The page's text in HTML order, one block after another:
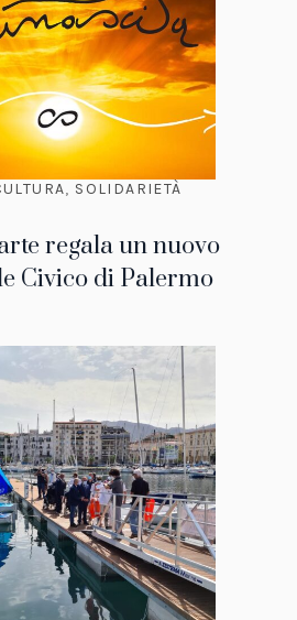
, SOLIDARIETÀ
regala un nuovo
Civico di Palermo